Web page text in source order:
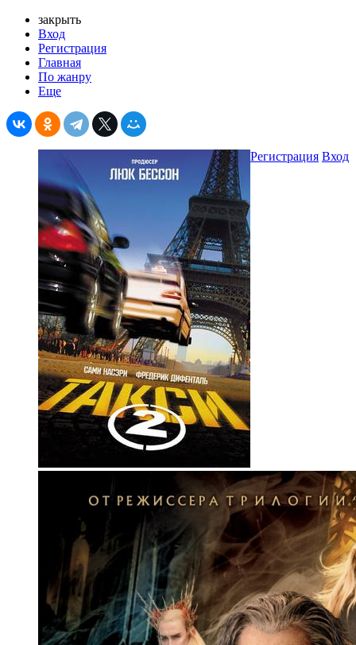
закрыть
Вход
Регистрация
Главная
По жанру
Еще
Регистрация Вход